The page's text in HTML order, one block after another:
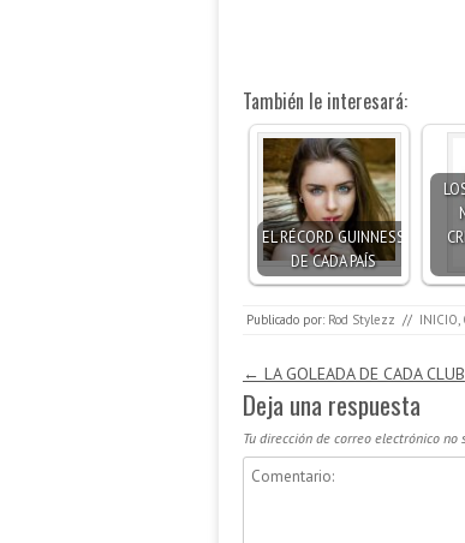
También le interesará:
EL RÉCORD GUINNESS
DE CADA PAÍS
Publicado por: Rod Stylezz // INICIO
Navegación de entradas
← LA GOLEADA DE CADA CLUB
Deja una respuesta
Tu dirección de correo electrónico no